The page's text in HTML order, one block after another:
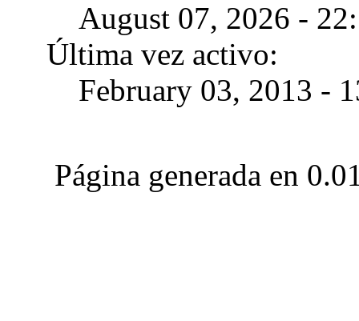
August 07, 2026 -
Última vez activo:
February 03, 2013 -
Página generada en